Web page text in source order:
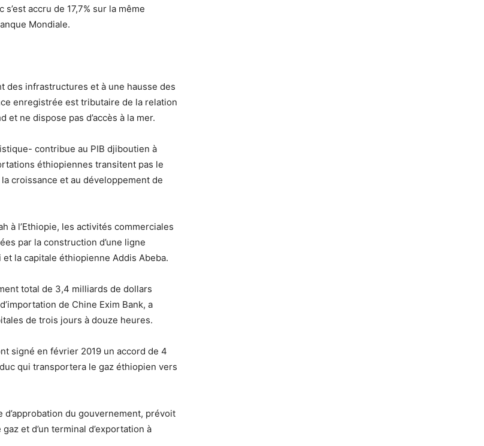
accru de 17,7% sur la même
Mondiale.
des infrastructures et à une hausse des
enregistrée est tributaire de la relation
ne dispose pas d’accès à la mer.
contribue au PIB djiboutien à
éthiopiennes transitent pas le
croissance et au développement de
à l’Ethiopie, les activités commerciales
par la construction d’une ligne
la capitale éthiopienne Addis Abeba.
total de 3,4 milliards de dollars
de Chine Exim Bank, a
de trois jours à douze heures.
signé en février 2019 un accord de 4
qui transportera le gaz éthiopien vers
du gouvernement, prévoit
et d’un terminal d’exportation à